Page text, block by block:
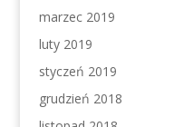
marzec 2019
luty 2019
styczeń 2019
grudzień 2018